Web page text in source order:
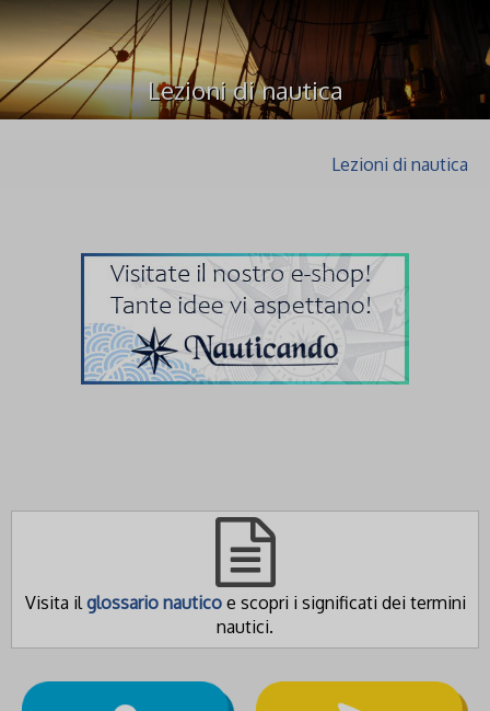
Lezioni di nautica
Lezioni di nautica
Visita ilglossario nauticoe scopri i significati dei termini
nautici.